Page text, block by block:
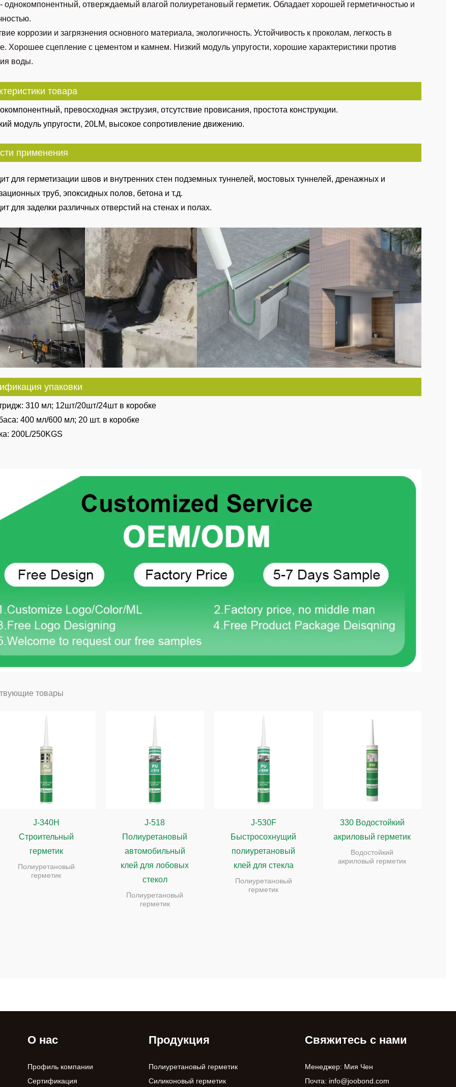
однокомпонентный, отверждаемый влагой полиуретановый герметик. Обладает хорошей герметичностью и
коррозии и загрязнения основного материала, экологичность. Устойчивость к проколам, легкость в
Хорошее сцепление с цементом и камнем. Низкий модуль упругости, хорошие характеристики против
воды.
товара
превосходная экструзия, отсутствие провисания, простота конструкции.
модуль упругости, 20LM, высокое сопротивление движению.
применения
для герметизации швов и внутренних стен подземных туннелей, мостовых туннелей, дренажных и
труб, эпоксидных полов, бетона и т.д.
для заделки различных отверстий на стенах и полах.
упаковки
310 мл; 12шт/20шт/24шт в коробке
400 мл/600 мл; 20 шт. в коробке
200L/250KGS
товары
J-340H
Строительный
герметик
Полиуретановый
герметик
J-518
Полиуретановый
автомобильный
клей для лобовых
стекол
Полиуретановый
герметик
J-530F
Быстросохнущий
полиуретановый
клей для стекла
Полиуретановый
герметик
330 Водостойкий
акриловый герметик
Водостойкий
акриловый герметик
О нас
Профиль компании
Сертификация
Продукция
Полиуретановый герметик
Силиконовый герметик
Свяжитесь с нами
Менеджер: Мия Чен
Почта: info@joobond.com